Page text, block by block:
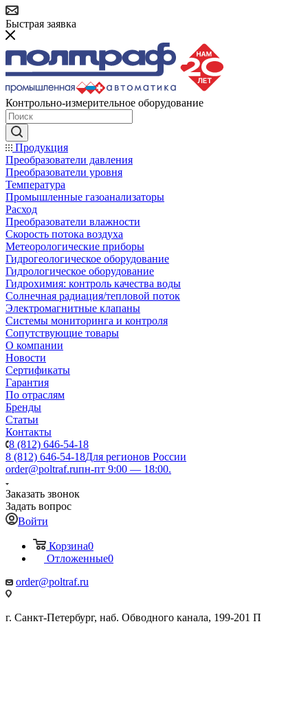
Быстрая заявка
Контрольно-измерительное оборудование
Продукция
Преобразователи давления
Преобразователи уровня
Температура
Промышленные газоанализаторы
Расход
Преобразователи влажности
Скорость потока воздуха
Метеорологические приборы
Гидрогеологическое оборудование
Гидрологическое оборудование
Гидрохимия: контроль качества воды
Солнечная радиация/тепловой поток
Электромагнитные клапаны
Системы мониторинга и контроля
Сопутствующие товары
О компании
Новости
Сертификаты
Гарантия
По отраслям
Бренды
Статьи
Контакты
8 (812) 646-54-18
8 (812) 646-54-18Для регионов России
order@poltraf.ruпн-пт 9:00 — 18:00.
Заказать звонок
Задать вопрос
Войти
Корзина0
Отложенные0
order@poltraf.ru
г. Санкт-Петербург, наб. Обводного канала, 199-201 П